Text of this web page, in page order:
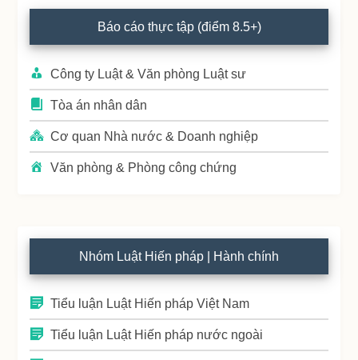
Primary
Sidebar
Báo cáo thực tập (điểm 8.5+)
Công ty Luật & Văn phòng Luật sư
Tòa án nhân dân
Cơ quan Nhà nước & Doanh nghiệp
Văn phòng & Phòng công chứng
Nhóm Luật Hiến pháp | Hành chính
Tiểu luận Luật Hiến pháp Việt Nam
Tiểu luận Luật Hiến pháp nước ngoài